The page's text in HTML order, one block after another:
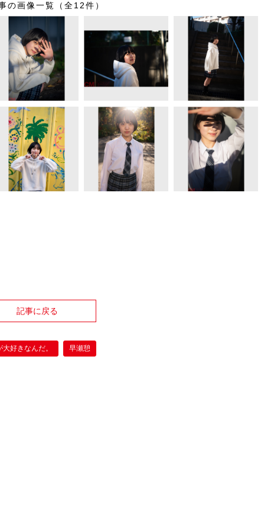
の画像一覧（全12件）
記事に戻る
好きなんだ。 早瀬憩